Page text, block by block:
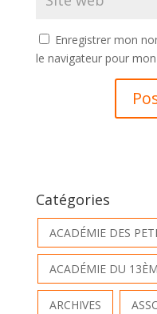
Enregistrer mon
le navigateur pour
Catégories
ACADÉMIE DES
ACADÉMIE DU
ARCHIVES